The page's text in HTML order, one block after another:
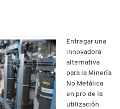
Entregar una
innovadora
alternativa
para la Minería
No Metálica
en pro de la
utilización